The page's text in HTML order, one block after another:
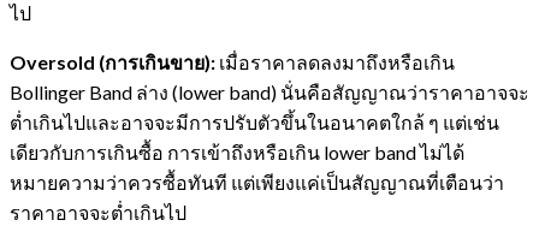
ไป
Oversold (การเกินขาย): เมื่อราคาลดลงมาถึงหรือเกิน
Bollinger Band ล่าง (lower band) นั่นคือสัญญาณว่าราคาอาจจะ
ต่ำเกินไปและอาจจะมีการปรับตัวขึ้นในอนาคตใกล้ ๆ แต่เช่น
เดียวกับการเกินซื้อ การเข้าถึงหรือเกิน lower band ไม่ได้
หมายความว่าควรซื้อทันที แต่เพียงแค่เป็นสัญญาณที่เตือนว่า
ราคาอาจจะต่ำเกินไป